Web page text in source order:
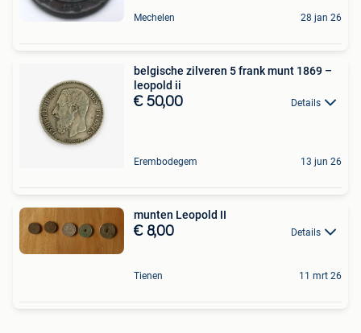
Mechelen 28 jan 26
belgische zilveren 5 frank munt 1869 –
leopold ii
€ 50,00 Details
Erembodegem 13 jun 26
munten Leopold II
€ 8,00 Details
Tienen 11 mrt 26